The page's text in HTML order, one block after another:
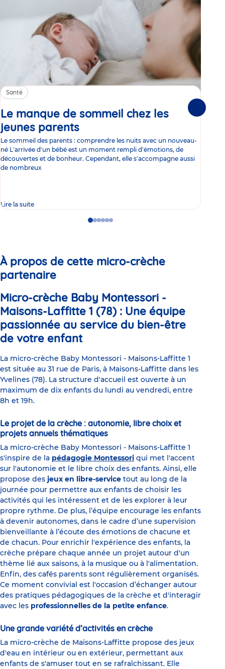
Santé
Le manque de sommeil chez les
jeunes parents
Le sommeil des parents : comprendre les nuits avec un nouveau-
né L'arrivée d'un bébé est un moment rempli d'émotions, de
découvertes et de bonheur. Cependant, elle s'accompagne aussi
de nombreux
Lire la suite
GoGoGoGo
GoGo
À propos de cette micro-crèche
partenaire
Micro-crèche Baby Montessori -
Maisons-Laffitte 1 (78) : Une équipe
passionnée au service du bien-être
de votre enfant
La micro-crèche Baby Montessori - Maisons-Laffitte 1
est située au 31 rue de Paris, à Maisons-Laffitte dans les
Yvelines (78). La structure d'accueil est ouverte à un
maximum de dix enfants du lundi au vendredi, entre
8h et 19h.
Le projet de la crèche : autonomie, libre choix et
projets annuels thématiques
La micro-crèche Baby Montessori - Maisons-Laffitte 1
s'inspire de la pédagogie Montessori qui met l'accent
sur l'autonomie et le libre choix des enfants. Ainsi, elle
propose des jeux en libre-service tout au long de la
journée pour permettre aux enfants de choisir les
activités qui les intéressent et de les explorer à leur
propre rythme. De plus, l’équipe encourage les enfants
à devenir autonomes, dans le cadre d’une supervision
bienveillante à l’écoute des émotions de chacune et
de chacun. Pour enrichir l'expérience des enfants, la
crèche prépare chaque année un projet autour d'un
thème lié aux saisons, à la musique ou à l'alimentation.
Enfin, des cafés parents sont régulièrement organisés.
Ce moment convivial est l'occasion d’échanger autour
des pratiques pédagogiques de la crèche et d'interagir
avec les professionnelles de la petite enfance.
Une grande variété d’activités en crèche
La micro-crèche de Maisons-Laffitte propose des jeux
d'eau en intérieur ou en extérieur, permettant aux
enfants de s'amuser tout en se rafraîchissant. Elle